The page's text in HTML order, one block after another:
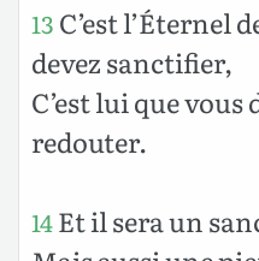
13 C’est l’Éternel
devez sanctifier,
C’est lui que
redouter.
14Et il sera un